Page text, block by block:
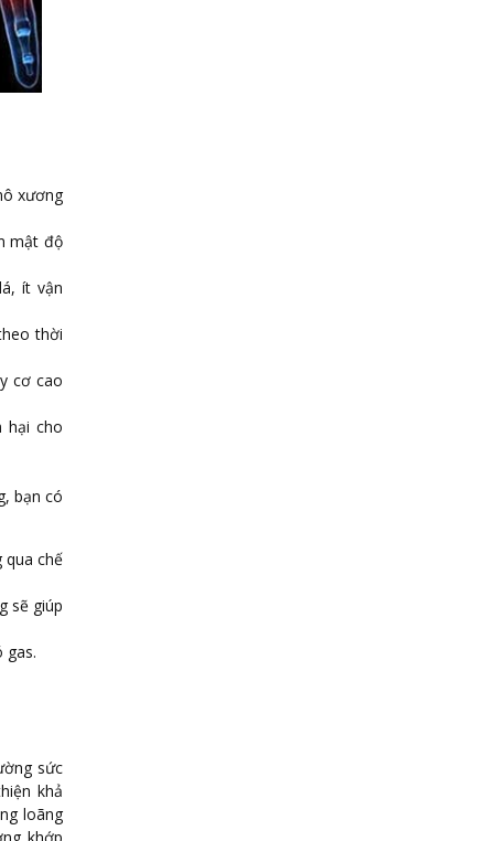
xương
mật độ
ít vận
thời
cơ cao
hại cho
bạn có
qua chế
sẽ giúp
gas.
sức
khả
loãng